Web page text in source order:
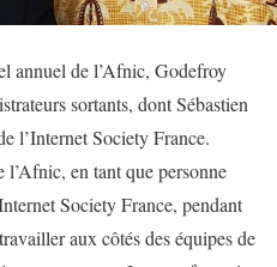
annuel de l’Afnic, Godefroy
sortants, dont Sébastien
l’Internet Society France.
l’Afnic, en tant que personne
Society France, pendant
aux côtés des équipes de